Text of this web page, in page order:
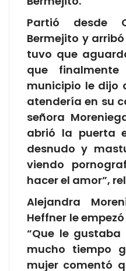
Partió desde
Bermejito y
tuvo que
que
municipio le dijo
atendería en su
señora
abrió la puerta
desnudo y
viendo
hacer el amor”,
Alejandra
Heffner le
“Que le
mucho tiempo
mujer comentó